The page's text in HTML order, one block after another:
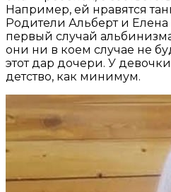
Например, ей нравятся
Родители Альберт и Елена
первый случай
они ни в коем случае не
этот дар дочери. У
детство, как минимум.